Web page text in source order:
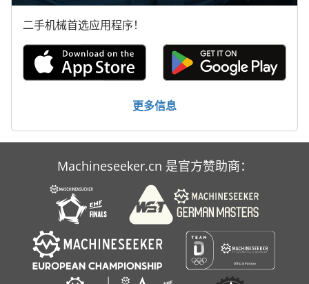
断头台
标签打印机
二手机械首选应用程序！
更多信息
Machineseeker.cn 是官方赞助商：